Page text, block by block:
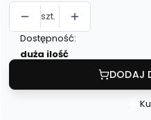
szt.
Dostępność:
duża ilość
DODAJ